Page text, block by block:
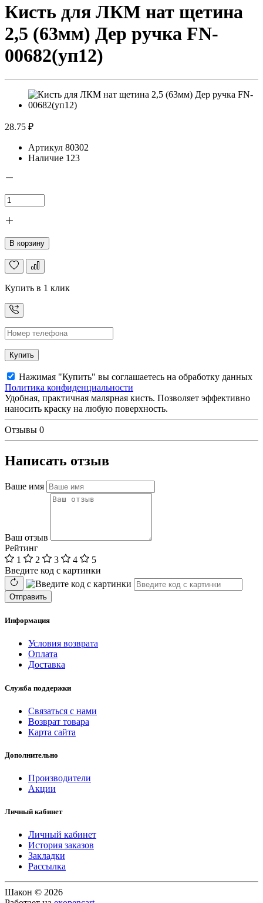
Кисть для ЛКМ нат щетина
2,5 (63мм) Дер ручка FN-
00682(уп12)
28.75 ₽
Артикул 80302
Наличие 123
В корзину
Купить в 1 клик
Купить
Нажимая "Купить" вы соглашаетесь на обработку данных
Политика конфиденциальности
Удобная, практичная малярная кисть. Позволяет эффективно
наносить краску на любую поверхность.
Отзывы 0
Написать отзыв
Ваше имя
Ваш отзыв
Рейтинг
1
2 3 4
5
Введите код с картинки
Отправить
Информация
Условия возврата
Оплата
Доставка
Служба поддержки
Связаться с нами
Возврат товара
Карта сайта
Дополнительно
Производители
Акции
Личный кабинет
Личный кабинет
История заказов
Закладки
Рассылка
Шакон © 2026